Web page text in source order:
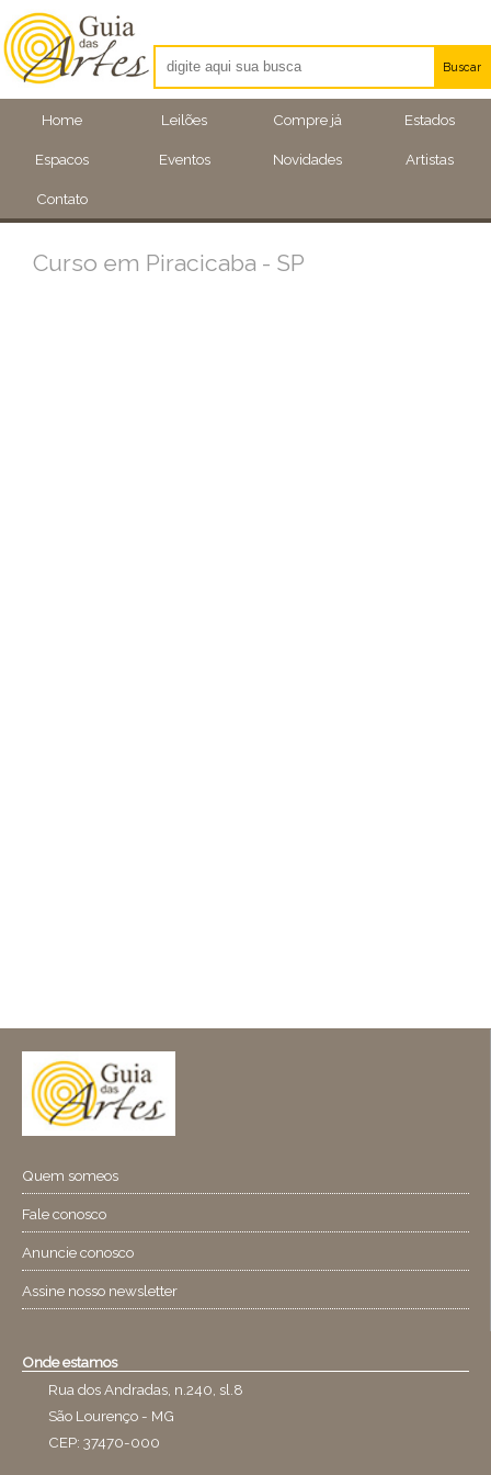
Home Leilões Compre já Estados
Espacos Eventos Novidades Artistas
Contato
Buscar
Artistas
Eventos
Curso em Piracicaba - SP
Quem someos
Fale conosco
Anuncie conosco
Assine nosso newsletter
Onde estamos
Rua dos Andradas, n.240, sl.8
São Lourenço - MG
CEP: 37470-000